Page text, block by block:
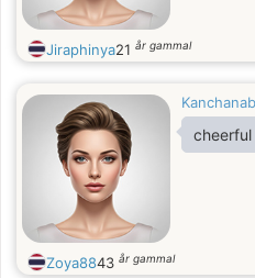
Jiraphinya21 år gammal
cheerful
Zoya8843 år gammal